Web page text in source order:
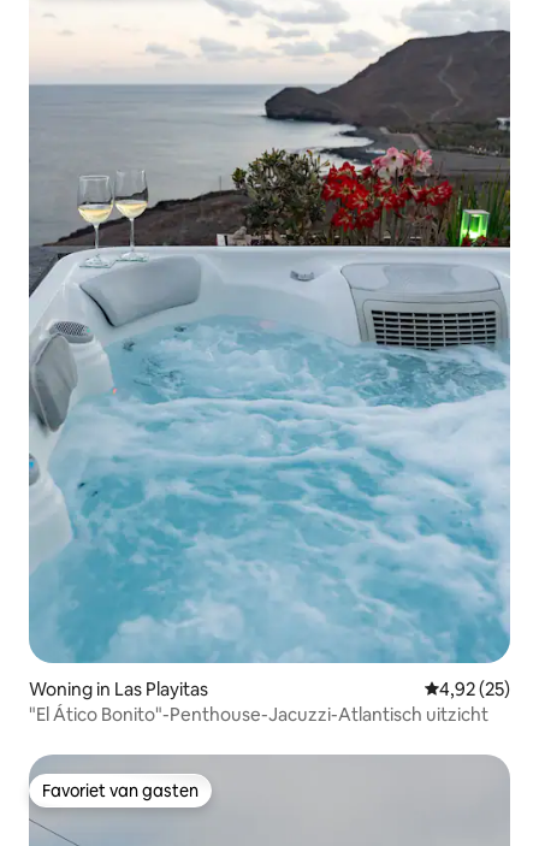
Woning in Las Playitas Gemiddelde
4,92 (25)
"El Ático Bonito"-Penthouse-Jacuzzi-Atlantisch uitzicht
Favoriet van gasten
Favoriet van gasten